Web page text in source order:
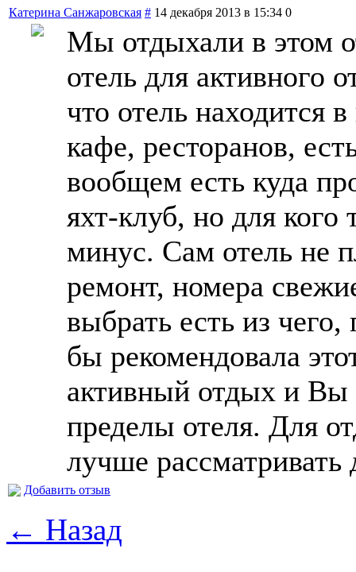
Катерина Санжаровская # 14 декабря 2013 в 15:34 0
Мы отдыхали в этом
отель для активного
что отель находится
кафе, ресторанов,
вообщем есть куда
яхт-клуб, но для кого
минус. Сам отель не
ремонт, номера
выбрать есть из
бы рекомендовала
активный отдых и Вы
пределы отеля. Для
лучше рассматривать
Добавить отзыв
← Назад